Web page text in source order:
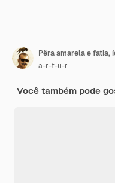
Pêra amarela e fatia,
a-r-t-u-r
Você também pode